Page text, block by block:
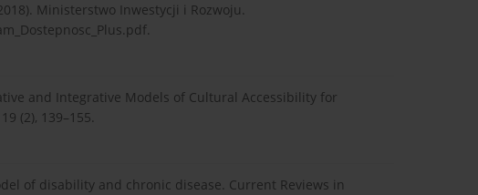
Ministerstwo Inwestycji i Rozwoju.
and Integrative Models of Cultural Accessibility for
(2), 139–155.
of disability and chronic disease. Current Reviews in